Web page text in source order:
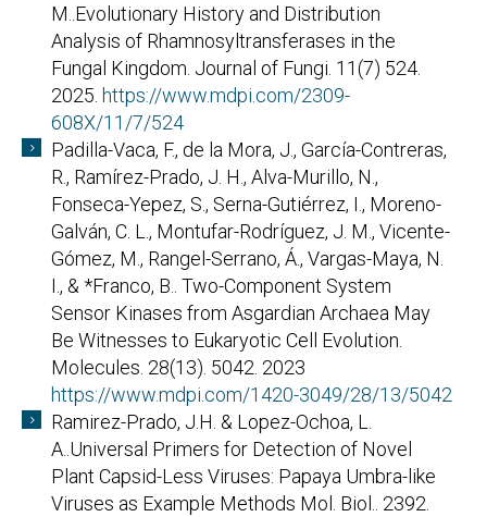
M..Evolutionary History and Distribution
Analysis of Rhamnosyltransferases in the
Fungal Kingdom. Journal of Fungi. 11(7) 524.
2025. https://www.mdpi.com/2309-
608X/11/7/524
Padilla-Vaca, F., de la Mora, J., García-Contreras,
R., Ramírez-Prado, J. H., Alva-Murillo, N.,
Fonseca-Yepez, S., Serna-Gutiérrez, I., Moreno-
Galván, C. L., Montufar-Rodríguez, J. M., Vicente-
Gómez, M., Rangel-Serrano, Á., Vargas-Maya, N.
I., & *Franco, B.. Two-Component System
Sensor Kinases from Asgardian Archaea May
Be Witnesses to Eukaryotic Cell Evolution.
Molecules. 28(13). 5042. 2023
https://www.mdpi.com/1420-3049/28/13/5042
Ramirez-Prado, J.H. & Lopez-Ochoa, L.
A..Universal Primers for Detection of Novel
Plant Capsid-Less Viruses: Papaya Umbra-like
Viruses as Example Methods Mol. Biol.. 2392.